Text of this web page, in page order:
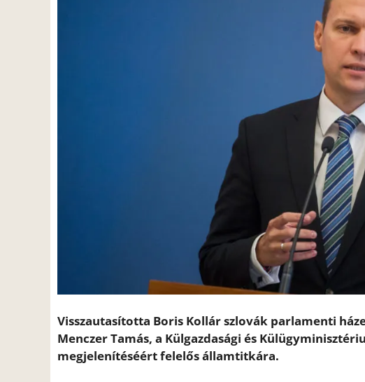
Visszautasította Boris Kollár szlovák parlamenti
Menczer Tamás, a Külgazdasági és
megjelenítéséért felelős államtitkára.